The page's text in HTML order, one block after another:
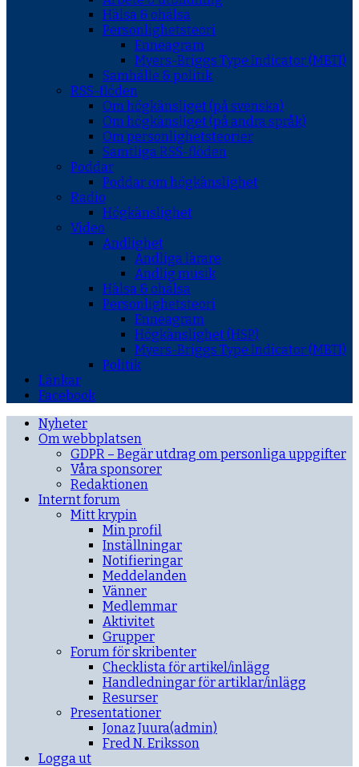
Hälsa & ohälsa
Personlighetsteori
Enneagram
Myers-Briggs Type Indicator (MBTI)
Samhälle & politik
RSS-flöden
Om högkänsliget (på svenska)
Om högkänsliget (på andra språk)
Om personlighetsteorier
Samtliga RSS-flöden
Poddar
Poddar om högkänslighet
Radio
Högkänslighet
Video
Andlighet
Andliga lärare
Andlig musik
Hälsa & ohälsa
Personlighetsteori
Enneagram
Högkänslighet (HSP)
Myers-Briggs Type Indicator (MBTI)
Politik
Länkar
Facebook
Nyheter
Om webbplatsen
GDPR – Begär utdrag om personliga uppgifter
Våra sponsorer
Redaktionen
Internt forum
Mitt krypin
Min profil
Inställningar
Notifieringar
Meddelanden
Vänner
Medlemmar
Aktivitet
Grupper
Forum för skribenter
Checklista för artikel/inlägg
Handledningar för artiklar/inlägg
Resurser
Presentationer
Jonaz Juura(admin)
Fred N. Eriksson
Logga ut